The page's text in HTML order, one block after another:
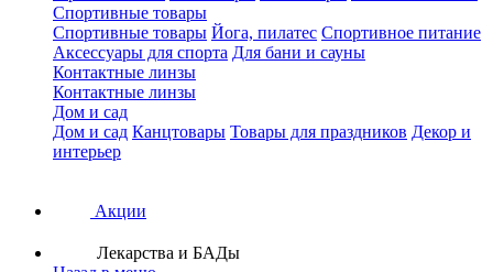
Спортивные товары
Спортивные товары Йога, пилатес Спортивное питание
Аксессуары для спорта Для бани и сауны
Контактные линзы
Контактные линзы
Дом и сад
Дом и сад Канцтовары Товары для праздников Декор и
интерьер
Акции
Лекарства и БАДы